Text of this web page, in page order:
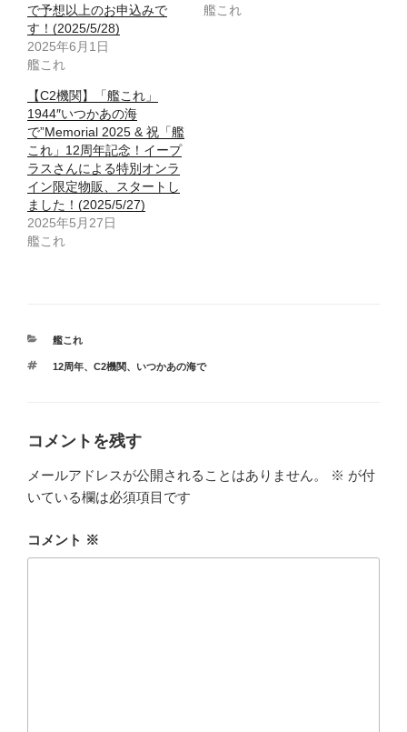
で予想以上のお申込みで
す！(2025/5/28)
2025年6月1日
艦これ
艦これ
【C2機関】「艦これ」
1944″いつかあの海
で”Memorial 2025 & 祝「艦
これ」12周年記念！イープ
ラスさんによる特別オンラ
イン限定物販、スタートし
ました！(2025/5/27)
2025年5月27日
艦これ
カ
ゴ
艦これ
タ
12周年、 C2機関、 いつかあの海で
コメントを残す
メールアドレスが公開されることはありません。 ※ が付
いている欄は必須項目です
コメント ※